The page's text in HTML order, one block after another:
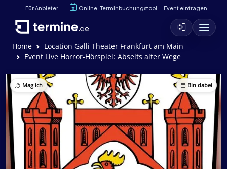
Für Anbieter Online-Terminbuchungstool Event eintragen
Home
Location Galli Theater Frankfurt am Main
Event Live Horror-Hörspiel: Abseits alter Wege
Mag ich Bin dabei